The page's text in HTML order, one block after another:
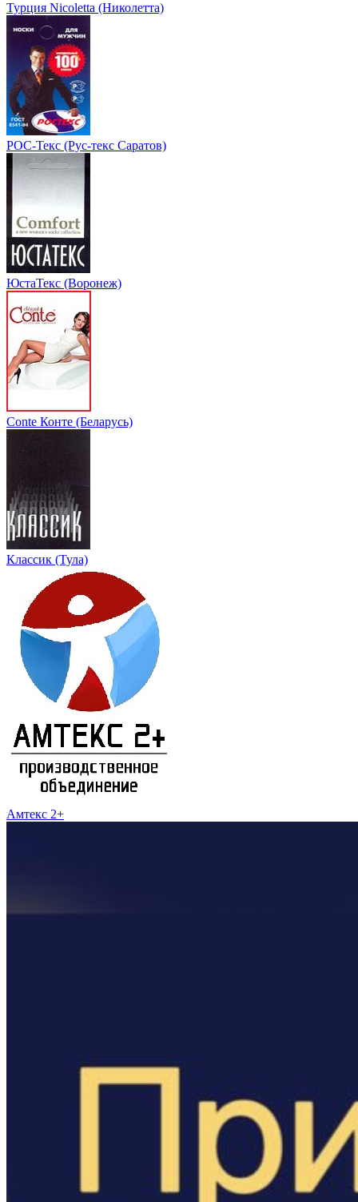
Турция Nicoletta (Николетта)
РОС-Текс (Рус-текс Саратов)
ЮстаТекс (Воронеж)
Conte Конте (Беларусь)
Классик (Тула)
Амтекс 2+